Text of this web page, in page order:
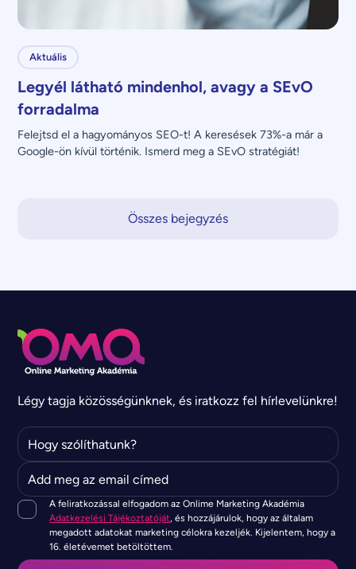
Aktuális
Legyél látható mindenhol, avagy a SEvO
forradalma
Felejtsd el a hagyományos SEO-t! A keresések 73%-a már a
Google-ön kívül történik. Ismerd meg a SEvO stratégiát!
Összes bejegyzés
Légy tagja közösségünknek, és iratkozz fel hírlevelünkre!
A feliratkozással elfogadom az Onlime Marketing Akadémia
Adatkezelési Tájékoztatóját, és hozzájárulok, hogy az általam
megadott adatokat marketing célokra kezeljék. Kijelentem, hogy a
16. életévemet betöltöttem.